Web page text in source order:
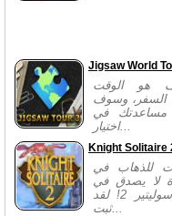
Jigsaw World
هو الوقت
السفر، وسوف
مساعدتك في
اختيار...
Knight Solitaire
للذهاب في
لا يصدق في
الجديد فارس سوليتير 2! لقد
ثبت...